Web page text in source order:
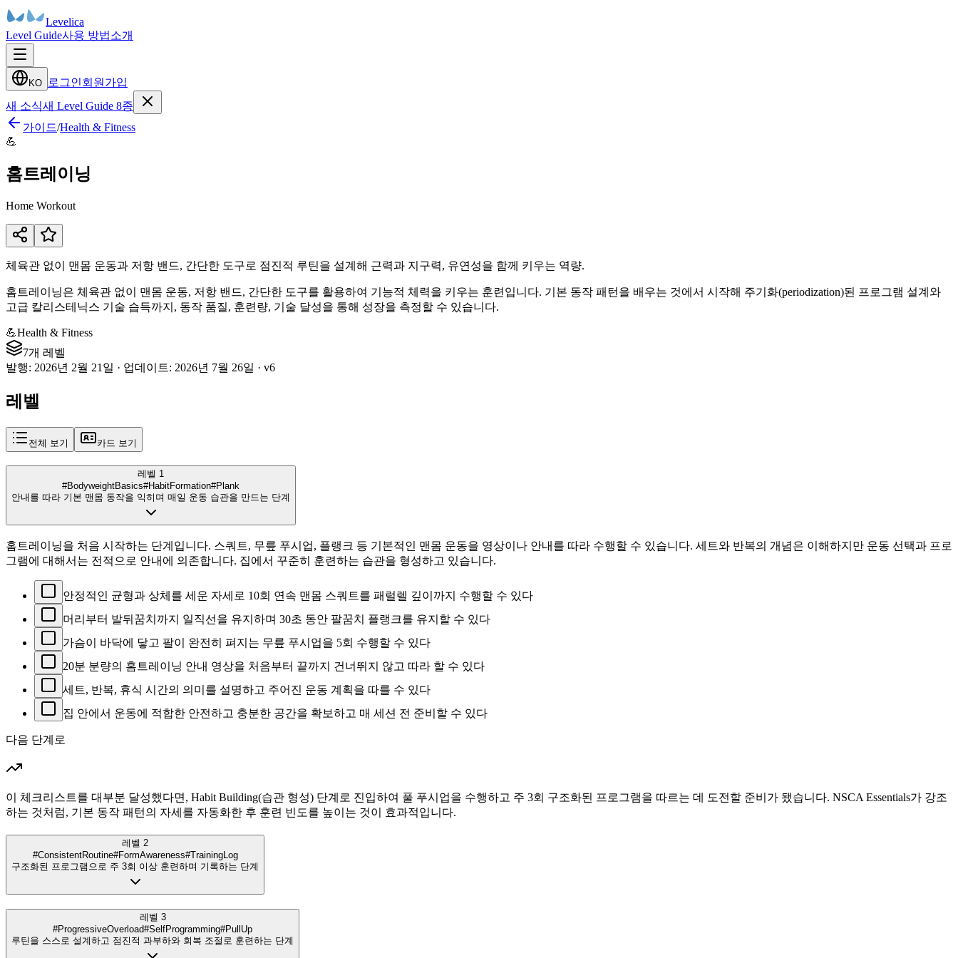
Levelica
Level Guide사용 방법소개
KO 로그인회원가입
새 소식새 Level Guide 8종
가이드/Health & Fitness
💪
홈트레이닝
Home Workout
체육관 없이 맨몸 운동과 저항 밴드, 간단한 도구로 점진적 루틴을 설계해 근력과 지구력, 유연성을 함께 키우는 역량.
홈트레이닝은 체육관 없이 맨몸 운동, 저항 밴드, 간단한 도구를 활용하여 기능적 체력을 키우는 훈련입니다. 기본 동작 패턴을 배우는 것에서 시작해 주기화(periodization)된 프로그램 설계와
고급 칼리스테닉스 기술 습득까지, 동작 품질, 훈련량, 기술 달성을 통해 성장을 측정할 수 있습니다.
💪Health & Fitness
7개 레벨
발행: 2026년 2월 21일 · 업데이트: 2026년 7월 26일 · v6
레벨
전체 보기 카드 보기
레벨 1
#BodyweightBasics#HabitFormation#Plank
안내를 따라 기본 맨몸 동작을 익히며 매일 운동 습관을 만드는 단계
홈트레이닝을 처음 시작하는 단계입니다. 스쿼트, 무릎 푸시업, 플랭크 등 기본적인 맨몸 운동을 영상이나 안내를 따라 수행할 수 있습니다. 세트와 반복의 개념은 이해하지만 운동 선택과 프로
그램에 대해서는 전적으로 안내에 의존합니다. 집에서 꾸준히 훈련하는 습관을 형성하고 있습니다.
안정적인 균형과 상체를 세운 자세로 10회 연속 맨몸 스쿼트를 패럴렐 깊이까지 수행할 수 있다
머리부터 발뒤꿈치까지 일직선을 유지하며 30초 동안 팔꿈치 플랭크를 유지할 수 있다
가슴이 바닥에 닿고 팔이 완전히 펴지는 무릎 푸시업을 5회 수행할 수 있다
20분 분량의 홈트레이닝 안내 영상을 처음부터 끝까지 건너뛰지 않고 따라 할 수 있다
세트, 반복, 휴식 시간의 의미를 설명하고 주어진 운동 계획을 따를 수 있다
집 안에서 운동에 적합한 안전하고 충분한 공간을 확보하고 매 세션 전 준비할 수 있다
다음 단계로
이 체크리스트를 대부분 달성했다면, Habit Building(습관 형성) 단계로 진입하여 풀 푸시업을 수행하고 주 3회 구조화된 프로그램을 따르는 데 도전할 준비가 됐습니다. NSCA Essentials가 강조
하는 것처럼, 기본 동작 패턴의 자세를 자동화한 후 훈련 빈도를 높이는 것이 효과적입니다.
레벨 2
#ConsistentRoutine#FormAwareness#TrainingLog
구조화된 프로그램으로 주 3회 이상 훈련하며 기록하는 단계
레벨 3
#ProgressiveOverload#SelfProgramming#PullUp
루틴을 스스로 설계하고 점진적 과부하와 회복 조절로 훈련하는 단계